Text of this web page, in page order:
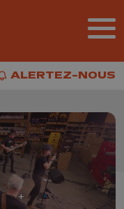
ALERTEZ-NOUS
ALERTEZ-NOUS